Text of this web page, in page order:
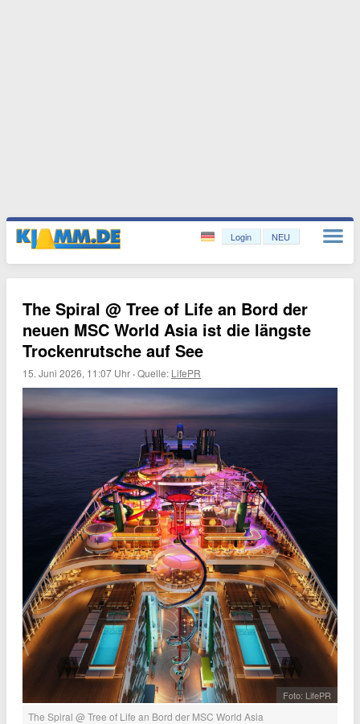
Login NEU
The Spiral @ Tree of Life an Bord der
neuen MSC World Asia ist die längste
Trockenrutsche auf See
15. Juni 2026, 11:07 Uhr ·Quelle: LifePR
Foto: LifePR
The Spiral @ Tree of Life an Bord der MSC World Asia